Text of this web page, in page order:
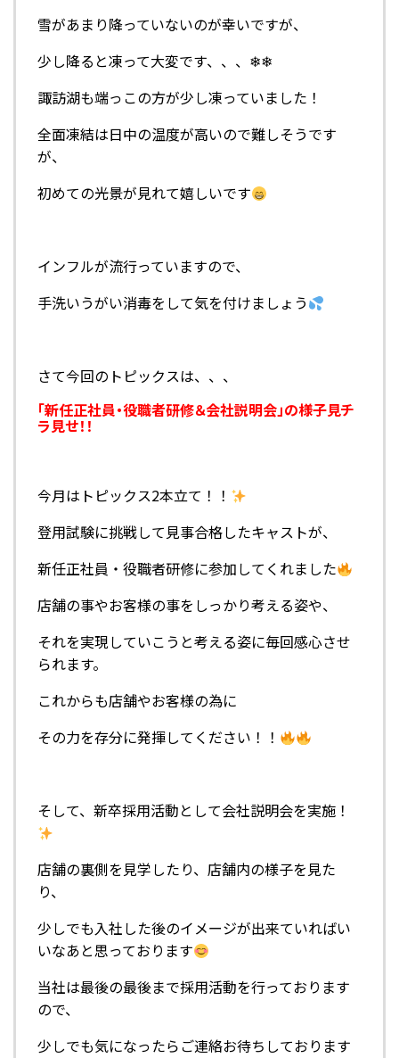
雪があまり降っていないのが幸いですが、
少し降ると凍って大変です、、、❄❄
諏訪湖も端っこの方が少し凍っていました！
全面凍結は日中の温度が高いので難しそうです
が、
初めての光景が見れて嬉しいです
インフルが流行っていますので、
手洗いうがい消毒をして気を付けましょう
さて今回のトピックスは、、、
「新任正社員・役職者研修＆会社説明会」の様子見チ
ラ見せ！！
今月はトピックス2本立て！！
登用試験に挑戦して見事合格したキャストが、
新任正社員・役職者研修に参加してくれました
店舗の事やお客様の事をしっかり考える姿や、
それを実現していこうと考える姿に毎回感心させ
られます。
これからも店舗やお客様の為に
その力を存分に発揮してください！！
そして、新卒採用活動として会社説明会を実施！
店舗の裏側を見学したり、店舗内の様子を見た
り、
少しでも入社した後のイメージが出来ていればい
いなあと思っております
当社は最後の最後まで採用活動を行っております
ので、
少しでも気になったらご連絡お待ちしております